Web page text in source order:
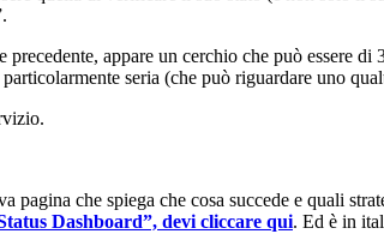
precedente, appare un cerchio che può essere
particolarmente seria (che può riguardare uno
pagina che spiega che cosa succede e quali
Dashboard”, devi cliccare qui. Ed è in